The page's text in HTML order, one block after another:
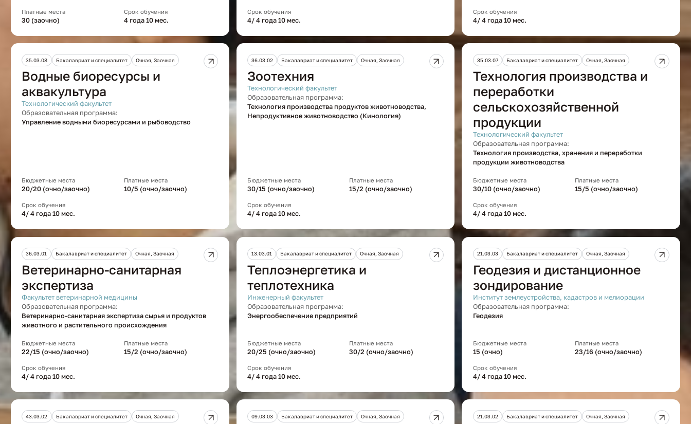
Платные места
30 (заочно)
Срок обучения
4 года 10 мес.
Срок обучения
4/ 4 года 10 мес.
Срок обучения
4/ 4 года 10 мес.
35.03.08 Бакалавриат и специалитет Очная, Заочная
Водные биоресурсы и
аквакультура
Технологический факультет
Образовательная программа:
Управление водными биоресурсами и рыбоводство
Бюджетные места
20/20 (очно/заочно)
Платные места
10/5 (очно/заочно)
Срок обучения
4/ 4 года 10 мес.
36.03.02 Бакалавриат и специалитет Очная, Заочная
Зоотехния
Технологический факультет
Образовательная программа:
Технология производства продуктов животноводства,
Непродуктивное животноводство (Кинология)
Бюджетные места
30/15 (очно/заочно)
Платные места
15/2 (очно/заочно)
Срок обучения
4/ 4 года 10 мес.
35.03.07 Бакалавриат и специалитет Очная, Заочная
Технология производства и
переработки
сельскохозяйственной
продукции
Технологический факультет
Образовательная программа:
Технология производства, хранения и переработки
продукции животноводства
Бюджетные места
30/10 (очно/заочно)
Платные места
15/5 (очно/заочно)
Срок обучения
4/ 4 года 10 мес.
36.03.01 Бакалавриат и специалитет Очная, Заочная
Ветеринарно-санитарная
экспертиза
Факультет ветеринарной медицины
Образовательная программа:
Ветеринарно-санитарная экспертиза сырья и продуктов
животного и растительного происхождения
Бюджетные места
22/15 (очно/заочно)
Платные места
15/2 (очно/заочно)
Срок обучения
4/ 4 года 10 мес.
13.03.01 Бакалавриат и специалитет Очная, Заочная
Теплоэнергетика и
теплотехника
Инженерный факультет
Образовательная программа:
Энергообеспечение предприятий
Бюджетные места
20/25 (очно/заочно)
Платные места
30/2 (очно/заочно)
Срок обучения
4/ 4 года 10 мес.
21.03.03 Бакалавриат и специалитет Очная, Заочная
Геодезия и дистанционное
зондирование
Институт землеустройства, кадастров и мелиорации
Образовательная программа:
Геодезия
Бюджетные места
15 (очно)
Платные места
23/16 (очно/заочно)
Срок обучения
4/ 4 года 10 мес.
43.03.02 Бакалавриат и специалитет Очная, Заочная 09.03.03 Бакалавриат и специалитет Очная, Заочная 21.03.02 Бакалавриат и специалитет Очная, Заочная